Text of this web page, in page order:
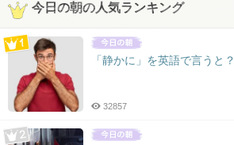
今日の朝の人気ランキング
「静かに」を英語で言うと？
32857